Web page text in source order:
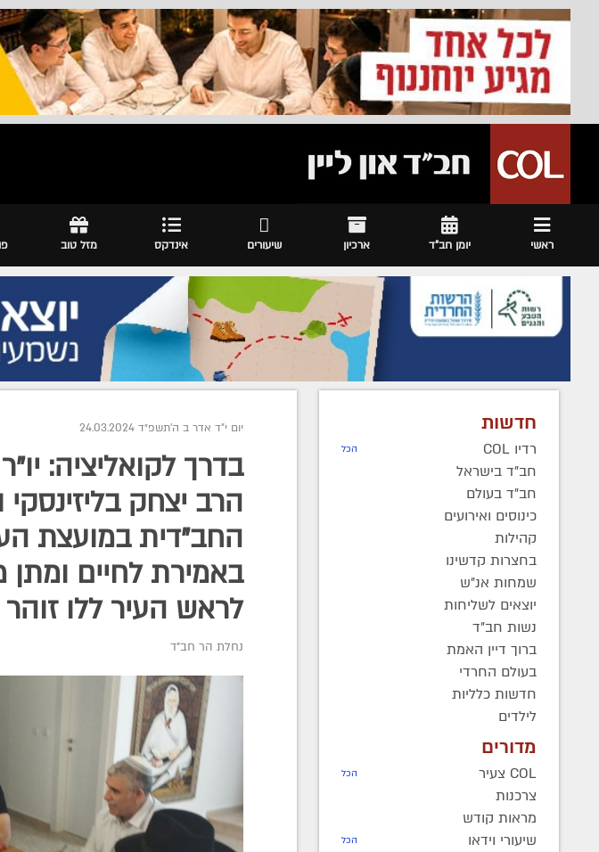
ראשי יומן חב"ד ארכיון שיעורים אינדקס מזל טוב
חדשות
רדיו COL הכל
חב"ד בישראל
חב"ד בעולם
כינוסים ואירועים
קהילות
בחצרות קדשינו
שמחות אנ"ש
יוצאים לשליחות
נשות חב"ד
ברוך דיין האמת
בעולם החרדי
חדשות כלליות
לילדים
מדורים
COL צעיר הכל
צרכנות
מראות קודש
שיעורי וידאו
הכל
יום י"ד אדר ב ה׳תשפ״ד 24.03.2024
בדרך לקואליציה:
הרב יצחק
החב"דית במועצת
באמירת לחיים
לראש העיר ללו זוהר
נחלת הר חב"ד